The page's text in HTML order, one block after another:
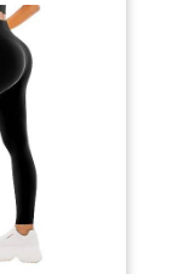
coupe sculptante et
ciblé renforcent et
vos muscles, vous
une silhouette plus
Bienvenue dans notre
Veuillez utiliser notre
des tailles pour
votre taille. Lavage en
un filet de lavage
à la main à l'eau
pas repasser. Style
et Pratique： Le short
anti cellulite allie
moderne et
parfait pour le